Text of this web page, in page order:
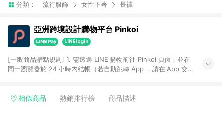
分類： 流行服飾 女性下著 長褲
亞洲跨境設計購物平台 Pinkoi
[一般商品贈點規則] 1. 需透過 LINE 購物前往 Pinkoi 頁面，並在
同一瀏覽器於 24 小時內結帳（若自動跳轉 App ，請在 App 交
回饋訂單不得享有 Pinkoi 站方優惠，例如首購優惠，P coins，
相似商品 熱銷排行榜 商品描述